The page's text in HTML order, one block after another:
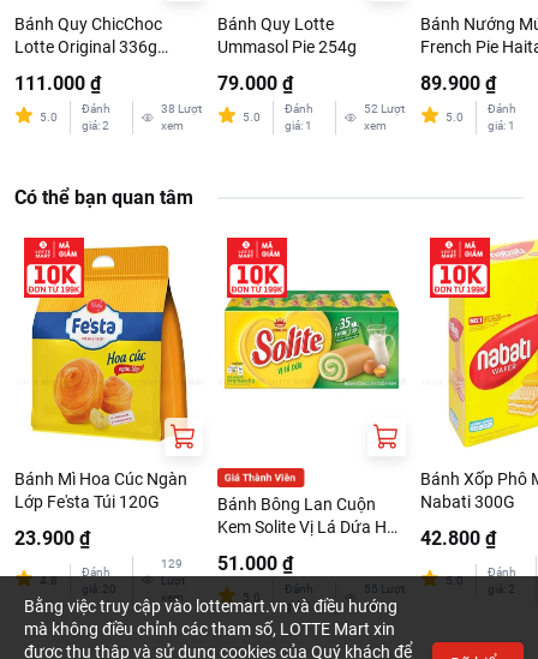
Bánh Quy ChicChoc
Lotte Original 336g
111.000 ₫
5.0
Đánh
giá:2
38 Lượt
xem
Bánh Quy Lotte
Ummasol Pie 254g
79.000 ₫
5.0
Đánh
giá: 1
52 Lượt
xem
Bánh Nướng
French Pie
89.900 ₫
5.0
Đánh
giá: 1
Có thể bạn quan tâm
Bánh Mì Hoa Cúc Ngàn
Lớp Fe'sta Túi 120G
23.900 ₫
4.8
Đánh
giá
20
129
Lượt
xem
Bánh Bông Lan Cuộn
Kem Solite Vị Lá Dứa Hộp
51.000 ₫
5.0
Đánh
giá:1
55
Lượt
xem
Bánh Xốp Phô
Nabati 300G
42.800 ₫
5.0
Đánh
giá
2
Bằng việc truy cập vào lottemart.vn và điều hướng
mà không điều chỉnh các tham số, LOTTE Mart xin
được thu thập và sử dụng cookies của Quý khách để